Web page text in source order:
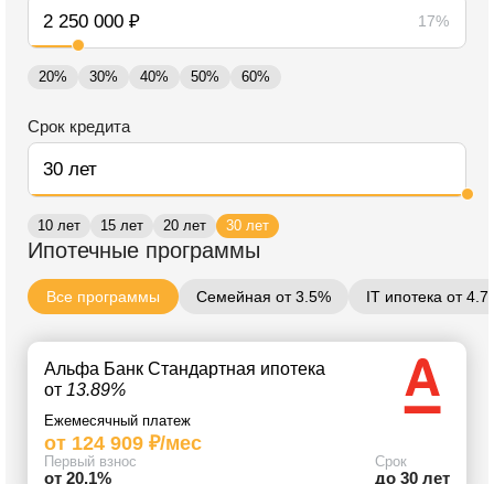
17%
20% 30% 40% 50% 60%
Срок кредита
10 лет 15 лет 20 лет 30 лет
Ипотечные программы
Все программы Семейная от 3.5% IT ипотека от
Альфа Банк Стандартная ипотека
от 13.89%
Ежемесячный платеж
от 124 909 ₽/мес
Первый взнос
от 20.1%
Срок
до 30 лет